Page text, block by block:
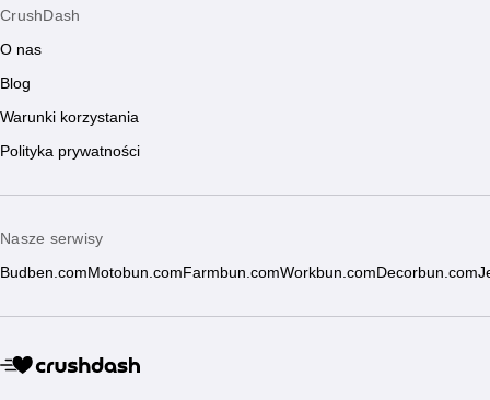
CrushDash
O nas
Blog
Warunki korzystania
Polityka prywatności
Nasze serwisy
Budben.com Motobun.com Farmbun.comWorkbun.com Decorbun.com